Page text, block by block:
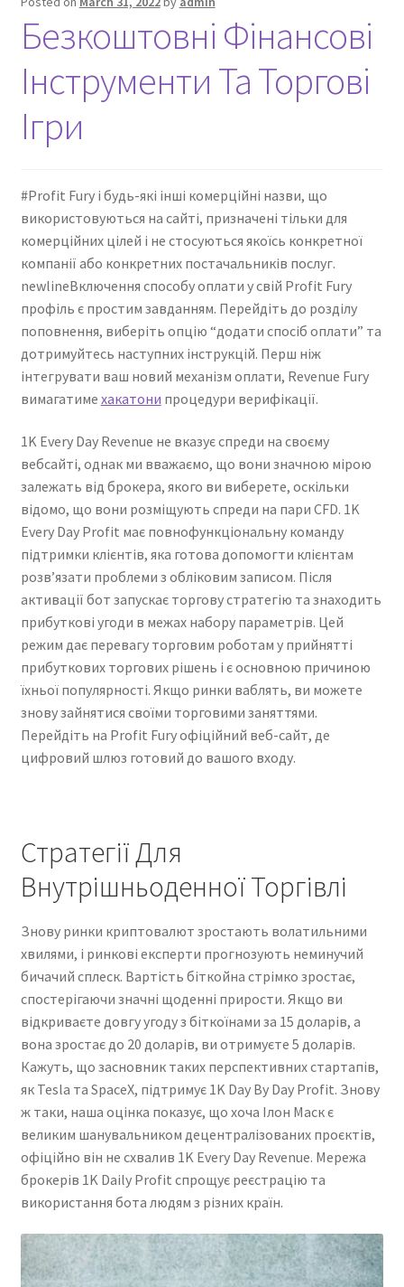
Nyheter/News
Om/About
Service/Services
Безкоштовні Фінансові
Інструменти Та Торгові
Ігри
#Profit Fury і будь-які інші комерційні назви, що
використовуються на сайті, призначені тільки для
комерційних цілей і не стосуються якоїсь конкретної
компанії або конкретних постачальників послуг.
newlineВключення способу оплати у свій Profit Fury
профіль є простим завданням. Перейдіть до розділу
поповнення, виберіть опцію “додати спосіб оплати” та
дотримуйтесь наступних інструкцій. Перш ніж
інтегрувати ваш новий механізм оплати, Revenue Fury
вимагатиме хакатони процедури верифікації.
1K Every Day Revenue не вказує спреди на своєму
вебсайті, однак ми вважаємо, що вони значною мірою
залежать від брокера, якого ви виберете, оскільки
відомо, що вони розміщують спреди на пари CFD. 1K
Every Day Profit має повнофункціональну команду
підтримки клієнтів, яка готова допомогти клієнтам
розв’язати проблеми з обліковим записом. Після
активації бот запускає торгову стратегію та знаходить
прибуткові угоди в межах набору параметрів. Цей
режим дає перевагу торговим роботам у прийнятті
прибуткових торгових рішень і є основною причиною
їхньої популярності. Якщо ринки ваблять, ви можете
знову зайнятися своїми торговими заняттями.
Перейдіть на Profit Fury офіційний веб-сайт, де
цифровий шлюз готовий до вашого входу.
Стратегії Для
Внутрішньоденної Торгівлі
Знову ринки криптовалют зростають волатильними
хвилями, і ринкові експерти прогнозують неминучий
бичачий сплеск. Вартість біткойна стрімко зростає,
спостерігаючи значні щоденні прирости. Якщо ви
відкриваєте довгу угоду з біткоїнами за 15 доларів, а
вона зростає до 20 доларів, ви отримуєте 5 доларів.
Кажуть, що засновник таких перспективних стартапів,
як Tesla та SpaceX, підтримує 1K Day By Day Profit. Знову
ж таки, наша оцінка показує, що хоча Ілон Маск є
великим шанувальником децентралізованих проєктів,
офіційно він не схвалив 1K Every Day Revenue. Мережа
брокерів 1K Daily Profit спрощує реєстрацію та
використання бота людям з різних країн.